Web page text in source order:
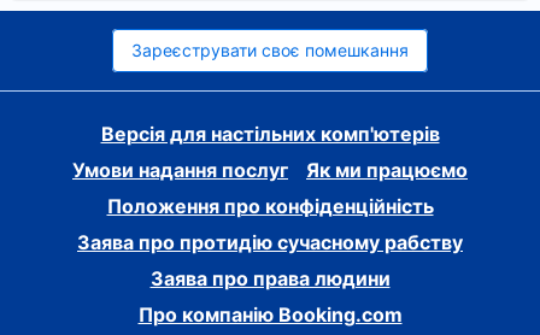
Зареєструвати своє помешкання
Версія для настільних комп'ютерів
Умови надання послуг
Як ми працюємо
Положення про конфіденційність
Заява про протидію сучасному рабству
Заява про права людини
Про компанію Booking.com